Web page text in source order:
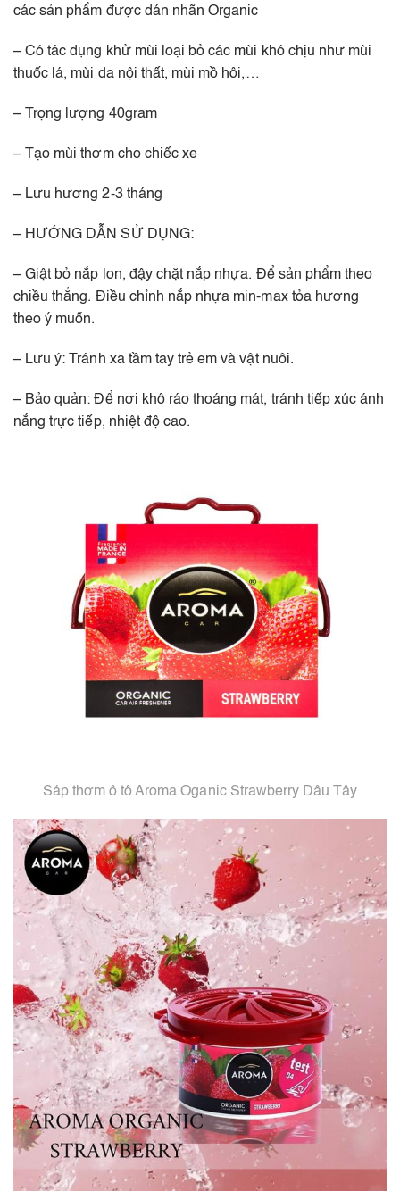
các sản phẩm được dán nhãn Organic
– Có tác dụng khử mùi loại bỏ các mùi khó chịu như mùi
thuốc lá, mùi da nội thất, mùi mồ hôi,…
– Trọng lượng 40gram
– Tạo mùi thơm cho chiếc xe
– Lưu hương 2-3 tháng
– HƯỚNG DẪN SỬ DỤNG:
– Giật bỏ nắp lon, đậy chặt nắp nhựa. Để sản phẩm theo
chiều thẳng. Điều chỉnh nắp nhựa min-max tỏa hương
theo ý muốn.
– Lưu ý: Tránh xa tầm tay trẻ em và vật nuôi.
– Bảo quản: Để nơi khô ráo thoáng mát, tránh tiếp xúc ánh
nắng trực tiếp, nhiệt độ cao.
Sáp thơm ô tô Aroma Oganic Strawberry Dâu Tây